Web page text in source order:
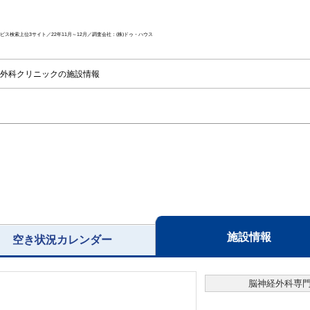
検索上位3サイト／22年11月～12月／調査会社：(株)ドゥ・ハウス
科クリニックの施設情報
空き状況カレンダー 施設情報
脳神経外科専